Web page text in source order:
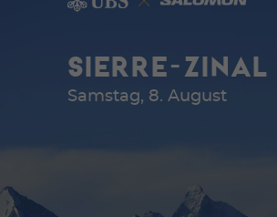
SIERRE-ZINAL
Samstag, 8. August